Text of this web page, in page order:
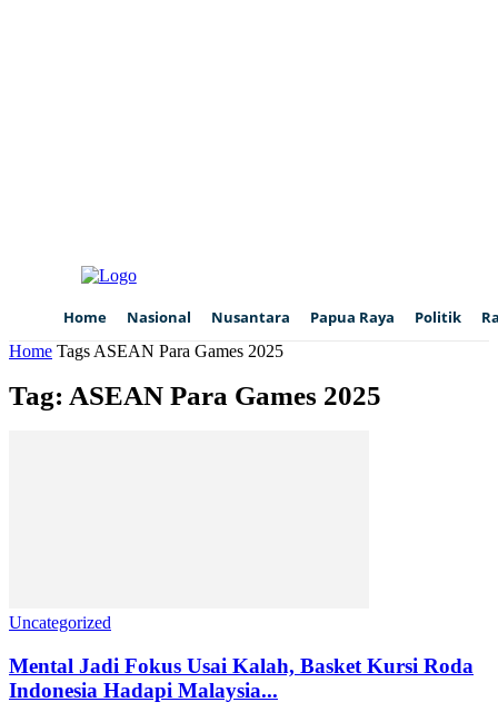
Home Nasional Nusantara Papua Raya Politik
Home Tags ASEAN Para Games 2025
Tag: ASEAN Para Games 2025
Uncategorized
Mental Jadi Fokus Usai Kalah, Basket Kursi Roda
Indonesia Hadapi Malaysia...